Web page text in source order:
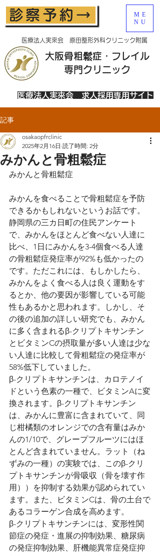
診察予約→
ME
NU
大阪骨粗鬆症・フレイル
​専門クリニック
医療法人実來会 原田整形外科クリニック附属
医療法人実來会 求人採用専用サイト
記事
みかんと骨粗鬆症
osakaopfrclinic
2025年2月16日 読了時間: 2分
みかんと骨粗鬆症
みかんを食べることで骨粗鬆症を予防
できるかもしれないというお話です。
静岡県の三カ日町の住民アンケート
で、みかんをほとんど食べない人達に
比べ、1日にみかんを3-4個食べる人達
の骨粗鬆症発症率が92%も低かったの
です。ただこれには、もしかしたら、
みかんをよく食べる人は良く運動をす
るとか、他の要因が影響している可能
性もあるかと思われます。しかし、そ
の後の追加の詳しい研究でも、みかん
に多く含まれるβ-クリプトキサンチン
とビタミンCの摂取量が多い人達は少な
い人達に比較して骨粗鬆症の発症率が
58%低下していました。
β-クリプトキサンチンは、カロテノイ
ドという色素の一種で、ビタミンAに変
換されます。β-クリプトキサンチン
は、みかんに豊富に含まれていて、同
じ柑橘類のオレンジでの含有量はみか
んの1/10で、グレープフルーツにはほ
とんど含まれていません。ラット（ね
ずみの一種）の実験では、このβ-クリ
プトキサンチンが骨吸収（骨を壊す作
用））を抑制する効果が認められてい
ます。また、ビタミンCは、骨の土台で
あるコラーゲン合成を高めます。
β-クリプトキサンチンには、変形性関
節症の発症・進展の抑制効果、糖尿病
の発症抑制効果、肝機能異常症発症抑